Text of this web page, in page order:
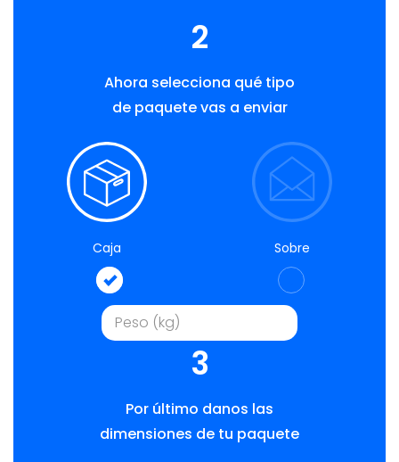
2
Ahora selecciona qué tipo
de paquete vas a enviar
Caja Sobre
3
Por último danos las
dimensiones de tu paquete